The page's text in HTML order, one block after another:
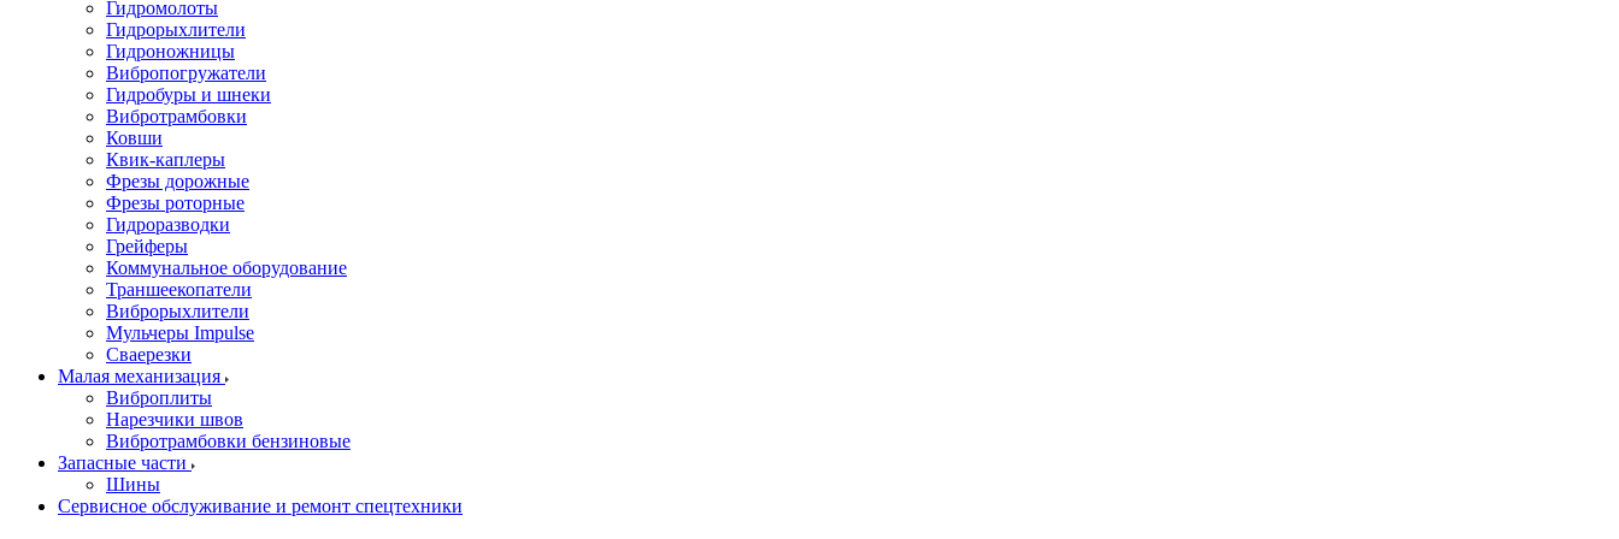
Гидромолоты
Гидрорыхлители
Гидроножницы
Вибропогружатели
Гидробуры и шнеки
Вибротрамбовки
Ковши
Квик-каплеры
Фрезы дорожные
Фрезы роторные
Гидроразводки
Грейферы
Коммунальное оборудование
Траншеекопатели
Виброрыхлители
Мульчеры Impulse
Сваерезки
Малая механизация
Виброплиты
Нарезчики швов
Вибротрамбовки бензиновые
Запасные части
Шины
Сервисное обслуживание и ремонт спецтехники